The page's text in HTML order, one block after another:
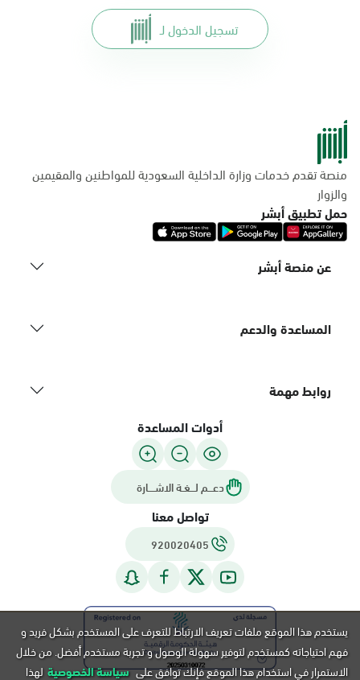
تسجيل الدخول لـ
منصة تقدم خدمات وزارة الداخلية السعودية للمواطنين والمقيمين
والزوار
حمل تطبيق أبشر
عن منصة أبشر
المساعدة والدعم
روابط مهمة
أدوات المساعدة
دعـــم لـــغـة الاشــــارة
تواصل معنا
920020405
يستخدم هذا الموقع ملفات تعريف الارتباط للتعرف على المستخدم بشكل فريد و
فهم احتياجاته كمستخدم لتوفير سهولة الوصول و تجربة مستخدم أفضل. من خلال
الاستمرار في استخدام هذا الموقع فإنك توافق على سياسة الخصوصية لهذا